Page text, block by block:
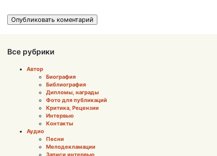
Все рубрики
Автор
Биография
Библиография
Дипломы, награды
Фото для публикаций
Критика, Рецензии
Интервью
Контакты
Аудио
Песни
Мелодекламации